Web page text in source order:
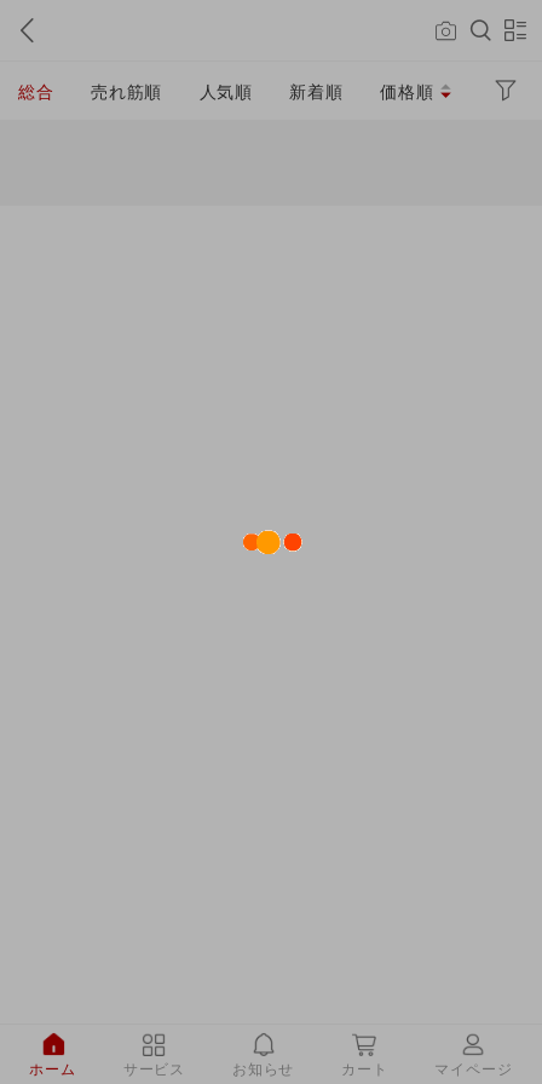
総合 売れ筋順 人気順 新着順 価格順
ホーム サービス お知らせ カート マイページ